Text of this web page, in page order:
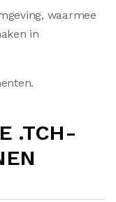
waarmee
in
.TCH-